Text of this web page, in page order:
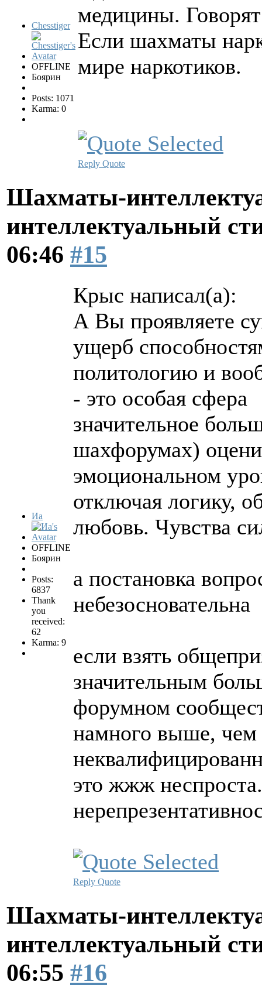
Chesstiger
OFFLINE
Боярин
Posts: 1071
Karma: 0
медицины.
Если шахматы
мире наркотиков.
Reply Quote
Шахматы-
интеллектуальный
06:46 #15
Иа
OFFLINE
Боярин
Posts:
6837
Thank
you
received:
62
Karma: 9
Крыс написал(а):
А Вы проявляете
ущерб
политологию и
- это особая сфера
значительное
шахфорумах)
эмоциональном
отключая логику,
любовь. Чувства
а постановка
небезосновательна
если взять
значительным
форумном
намного выше, чем
это жжж
Reply Quote
Шахматы-
интеллектуальный
06:55 #16